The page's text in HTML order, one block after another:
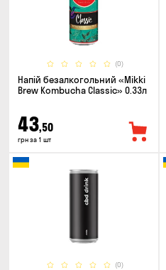
(0)
Напій безалкогольний «Mikki
Brew Kombucha Classic» 0.33л
43,50
грн за 1 шт
(0)